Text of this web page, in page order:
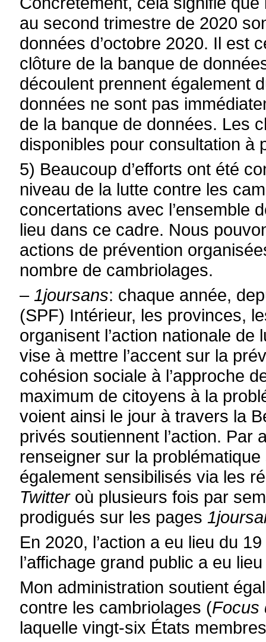
au second trimestre de 2020
données d’octobre 2020. Il est
clôture de la banque de
découlent prennent également
données ne sont pas
de la banque de données. Les
disponibles pour consultation à
5) Beaucoup d’efforts ont été
niveau de la lutte contre les
concertations avec l’ensemble
lieu dans ce cadre. Nous
actions de prévention
nombre de cambriolages.
– 1joursans: chaque année,
(SPF) Intérieur, les provinces,
organisent l’action nationale
vise à mettre l’accent sur la
cohésion sociale à l’approche
maximum de citoyens à la
voient ainsi le jour à travers la
privés soutiennent l’action. Par
renseigner sur la
également sensibilisés via les
Twitter où plusieurs fois par
prodigués sur les pages
En 2020, l’action a eu lieu du
l’affichage grand public a eu
Mon administration soutient
contre les cambriolages (Focus
laquelle vingt-six États